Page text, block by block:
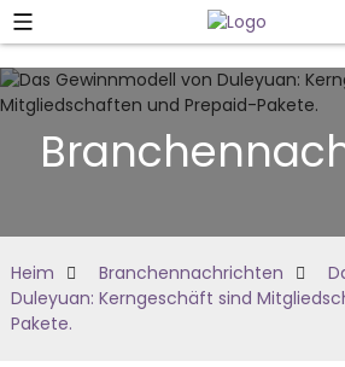
Heim Branchennachrichten
Duleyuan: Kerngeschäft sind
Pakete.